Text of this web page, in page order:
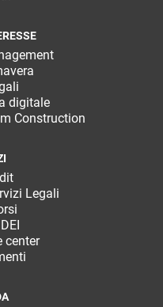
digitale
Construction
Legali
center